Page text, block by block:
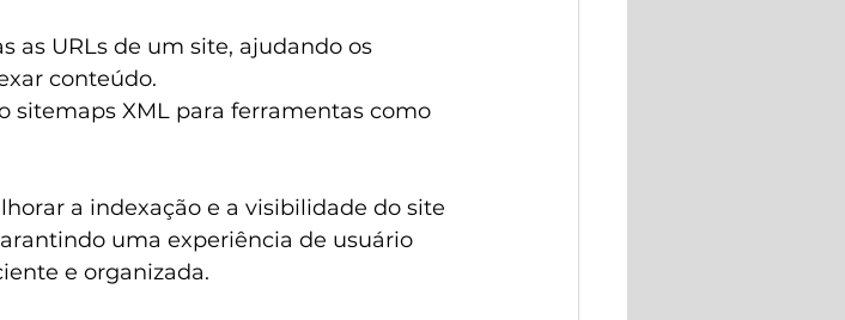
as URLs de um site, ajudando os
conteúdo.
sitemaps XML para ferramentas como
a indexação e a visibilidade do site
uma experiência de usuário
e organizada.